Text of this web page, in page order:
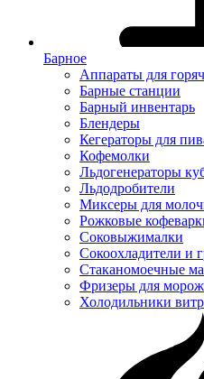
Барное
Аппараты для
Барные станции
Барный инвентарь
Блендеры
Кегераторы для
Кофемолки
Льдогенераторы
Льдодробители
Миксеры для
Рожковые
Соковыжималки
Сокоохладители и
Стаканомоечные
Фризеры для
Холодильники